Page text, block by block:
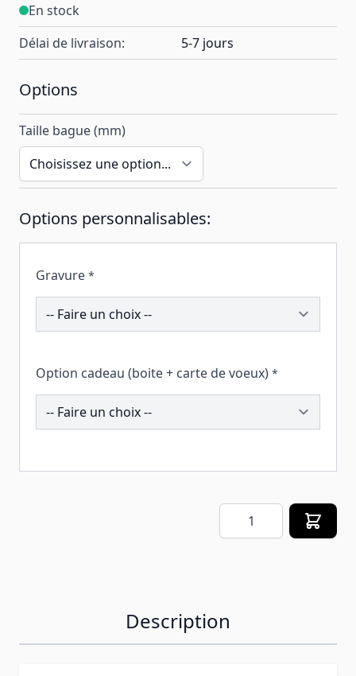
En stock
Délai de livraison:
5-7 jours
Options
Taille bague (mm)
Options personnalisables:
Gravure *
202084
Option cadeau (boite + carte de voeux) *
257699
Quantité
Description